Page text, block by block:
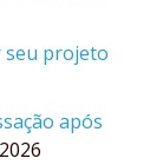
seu projeto
após